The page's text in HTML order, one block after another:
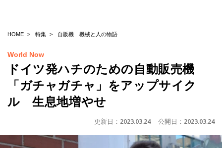
HOME 特集 自販機 機械と人の物語
World Now
ドイツ発ハチのための自動販売機
「ガチャガチャ」をアップサイク
ル 生息地増やせ
更新日： 2023.03.24 公開日： 2023.03.24